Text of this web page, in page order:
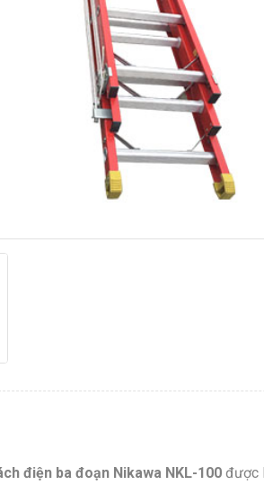
điện ba đoạn Nikawa NKL-100 được